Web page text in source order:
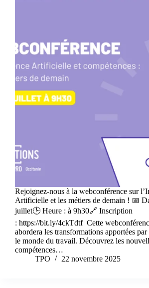
Rejoignez-nous à la webconférence sur
Artificielle et les métiers de demain ! 📅
juillet🕒 Heure : à 9h30🔗 Inscription
: https://bit.ly/4ckTdtf Cette
abordera les transformations apportées
le monde du travail. Découvrez les
compétences…
TPO
22 novembre 2025